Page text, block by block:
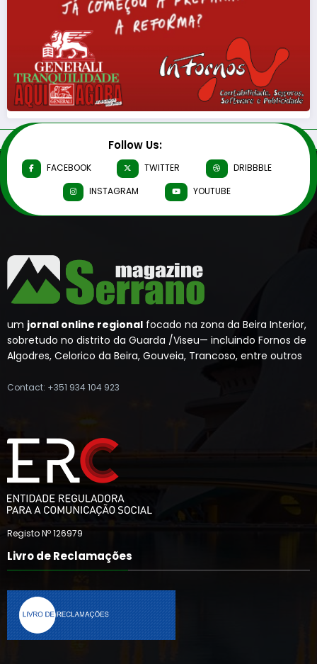
Follow Us:
FACEBOOK TWITTER
DRIBBBLE
INSTAGRAM
YOUTUBE
um jornal online regional focado na zona da Beira Interior,
sobretudo no distrito da Guarda /Viseu— incluindo Fornos de
Algodres, Celorico da Beira, Gouveia, Trancoso, entre outros
Contact: +351 934 104 923
Registo Nº 126979
Livro de Reclamações